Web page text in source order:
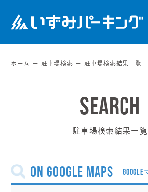
ホーム 駐車場検索 駐車場検索結果一覧
駐車場検索結果一覧
on Google Maps